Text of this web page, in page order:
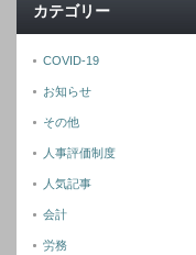
カテゴリー
COVID-19
お知らせ
その他
人事評価制度
人気記事
会計
労務